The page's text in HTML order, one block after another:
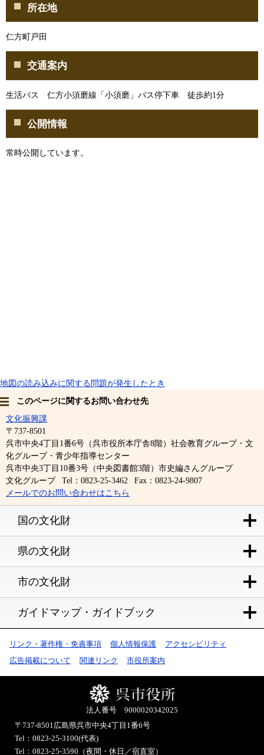
所在地
仁方町戸田
交通案内
生活バス 仁方小須磨線「小須磨」バス停下車 徒歩約1分
公開情報
常時公開しています。
地図の読み込みに関する問題が発生したとき
このページに関するお問い合わせ先
文化振興課
〒737-8501
呉市中央4丁目1番6号（呉市役所本庁舎8階）社会教育グループ・文
化グループ・青少年指導センター
呉市中央3丁目10番3号（中央図書館3階）市史編さんグループ
文化グループ
Tel：0823-25-3462
Fax：0823-24-9807
メールでのお問い合わせはこちら
国の文化財
県の文化財
市の文化財
ガイドマップ・ガイドブック
リンク・著作権・免責事項 個人情報保護
アクセシビリティ
広告掲載について
関連リンク 市役所案内
法人番号 9000020342025
〒737-8501 広島県呉市中央4丁目1番6号
Tel：0823-25-3100(代表)
Tel：0823-25-3590（夜間・休日／宿直室）